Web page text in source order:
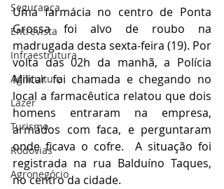
Segurança
Entrevista
Infraestrutura
Agricultura
Lazer
Turismo
Rodovias
Agronegócio
Uma farmácia no centro de Ponta
Grossa foi alvo de roubo na
madrugada desta sexta-feira (19). Por
volta das 02h da manhã, a Polícia
Militar foi chamada e chegando no
local a farmacêutica relatou que dois
homens entraram na empresa,
armados com faca, e perguntaram
onde ficava o cofre.  A situação foi
registrada na rua Balduíno Taques,
no centro da cidade.